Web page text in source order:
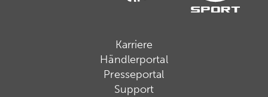
Karriere
Händlerportal
Presseportal
Support